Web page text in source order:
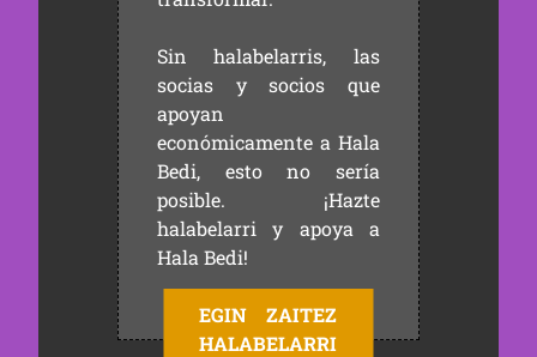
Sin halabelarris, las
socias y socios que
apoyan
económicamente a Hala
Bedi, esto no sería
posible. ¡Hazte
halabelarri y apoya a
Hala Bedi!
EGIN ZAITEZ
HALABELARRI